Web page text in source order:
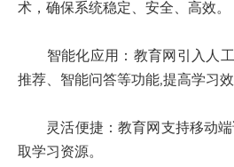
术，确保系统稳定、安全、高效。
智能化应用：教育网引入人工
推荐、智能问答等功能,提高学习效
灵活便捷：教育网支持移动端
取学习资源。